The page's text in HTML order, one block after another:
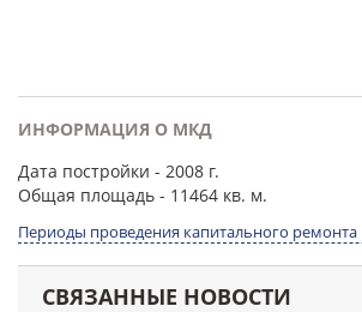
ИНФОРМАЦИЯ О МКД
Дата постройки - 2008 г.
Общая площадь - 11464 кв. м.
Периоды проведения капитального
СВЯЗАННЫЕ НОВОСТИ